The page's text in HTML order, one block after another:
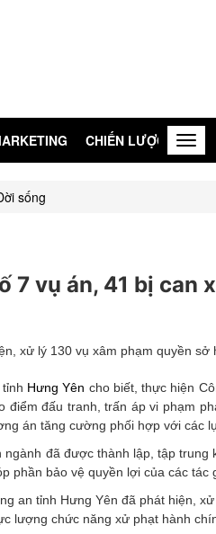
CHIẾN LƯỢC
sống
7 vụ án, 41 bị
xử lý 130 vụ xâm phạm quyền
Hưng Yên cho biết, thực hiện
đấu tranh, trấn áp vi phạm
án tăng cường phối hợp với các
ngành đã được thành lập, tập
phần bảo vệ quyền lợi của các
an tỉnh Hưng Yên đã phát hiện,
lượng chức năng xử phạt hành